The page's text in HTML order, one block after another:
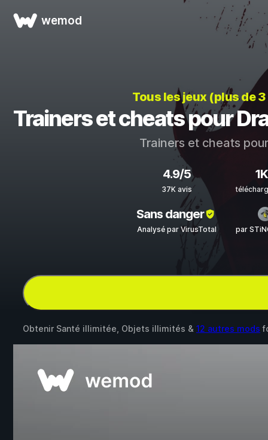
wemod
Tous les jeux (plus de
Trainers et cheats pour
Trainers et cheats
4.9/5
37K avis
Sans danger
Analysé par VirusTotal par
Obtenir Santé illimitée, Objets illimités & 12 autres mods